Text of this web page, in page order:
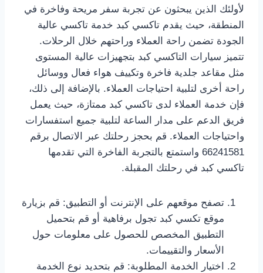
لأولئك الذين يبحثون عن تجربة سفر مريحة وفاخرة في
المنطقة، حيث يقدم تاكسي كبد خدمة تاكسي عالية
الجودة تضمن راحة العملاء وراحتهم خلال الرحلات.
تتميز سيارات التاكسي كبد بتجهيزات عالية المستوى
مثل مقاعد جلدية فاخرة وتكييف هواء فعال ووسائل
راحة أخرى لتلبية احتياجات العملاء. بالإضافة إلى ذلك،
فإن خدمة العملاء لدى تاكسي كبد ممتازة، حيث يعمل
فريق الدعم على مدار الساعة لتلبية جميع استفسارات
واحتياجات العملاء. قم بحجز رحلتك عبر الاتصال برقم
66241581 واستمتع بالتجربة الفاخرة التي تقدمها
تاكسي كبد في رحلتك المقبلة.
تصفح موقعهم على الإنترنت أو التطبيق: قم بزيارة
موقع تكسي كبد تجول برفاهية أو قم بتحميل
التطبيق المخصص للحصول على معلومات حول
الأسعار والتقييمات.
اختيار الخدمة المطلوبة: قم بتحديد نوع الخدمة